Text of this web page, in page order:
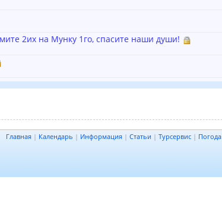
2их на Мунку 1го, спасите наши души!
Главная | Календарь | Информация | Статьи | Турсервис | Погода